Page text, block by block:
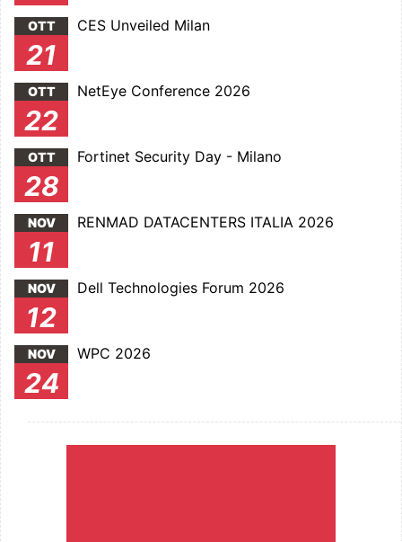
OTT
21
CES Unveiled Milan
OTT
22
NetEye Conference 2026
OTT
28
Fortinet Security Day - Milano
NOV
11
RENMAD DATACENTERS ITALIA 2026
NOV
12
Dell Technologies Forum 2026
NOV
24
WPC 2026